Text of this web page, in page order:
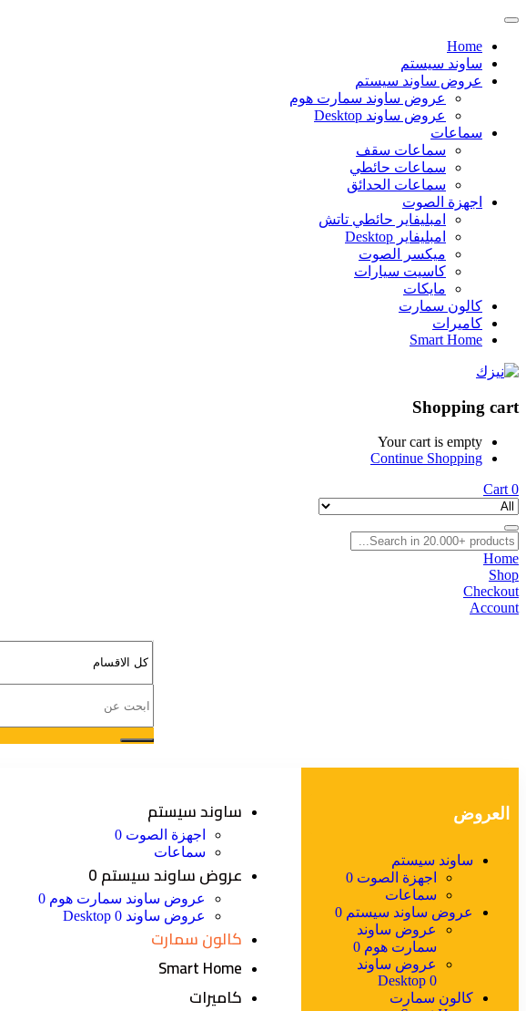
Home
ساوند سيستم
عروض ساوند سيستم
عروض ساوند سمارت هوم
عروض ساوند Desktop
سماعات
سماعات سقف
سماعات حائطي
سماعات الحدائق
اجهزة الصوت
امبليفاير حائطي تاتش
امبليفاير Desktop
ميكسر الصوت
كاسيت سيارات
مايكات
كالون سمارت
كاميرات
Smart Home
Shopping cart
Your cart is empty
Continue Shopping
0
Cart
Home
Shop
Checkout
Account
العروض
ساوند سيستم
اجهزة الصوت 0
سماعات
عروض ساوند سيستم 0
عروض ساوند
سمارت هوم 0
عروض ساوند
Desktop 0
كالون سمارت
ساوند سيستم
اجهزة الصوت 0
سماعات
عروض ساوند سيستم 0
عروض ساوند سمارت هوم 0
عروض ساوند Desktop 0
كالون سمارت
Smart Home
كاميرات